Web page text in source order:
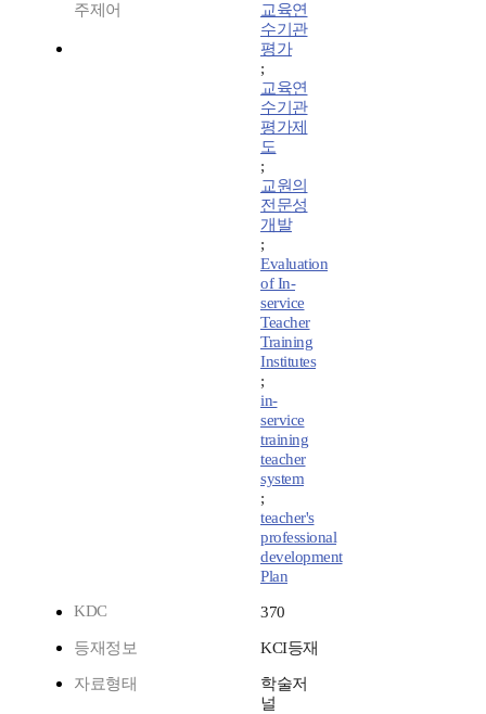
주제어
교육연
수기관
평가
;
교육연
수기관
평가제
도
;
교원의
전문성
개발
;
Evaluation
of In-
service
Teacher
Training
Institutes
;
in-
service
training
teacher
system
;
teacher's
professional
development
Plan
KDC
370
등재정보 KCI등재
자료형태
학술저
널